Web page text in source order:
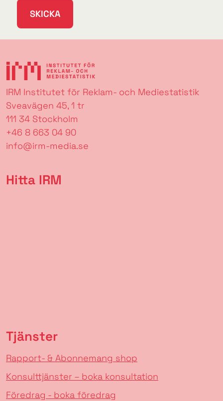
SKICKA
IRM Institutet för Reklam- och Mediestatistik
Sveavägen 45, 1 tr
111 34 Stockholm
+46 8 663 04 90
info@irm-media.se
Hitta IRM
Tjänster
Rapport- & Abonnemang shop
Konsulttjänster – boka konsultation
Föredrag - boka föredrag